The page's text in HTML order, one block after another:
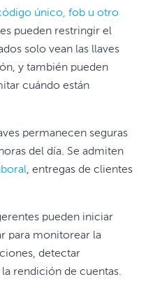
único, fob u otro
pueden restringir el
solo vean las llaves
y también pueden
cuándo están
permanecen seguras
del día. Se admiten
, entregas de clientes
pueden iniciar
para monitorear la
detectar
rendición de cuentas.